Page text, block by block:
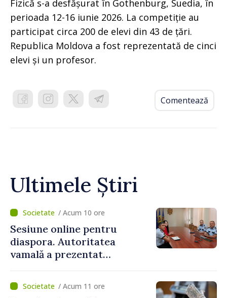
Fizică s-a desfășurat în Gothenburg, Suedia, în
perioada 12-16 iunie 2026. La competiție au
participat circa 200 de elevi din 43 de țări.
Republica Moldova a fost reprezentată de cinci
elevi și un profesor.
Comentează
Ultimele Știri
/ Acum 10 ore
Sesiune online pentru
diaspora. Autoritatea
vamală a prezentat
revenirea în țară
/ Acum 11 ore